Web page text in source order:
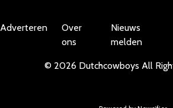
Adverteren
Over
ons
Nieuws
melden
© 2026 Dutchcowboys All